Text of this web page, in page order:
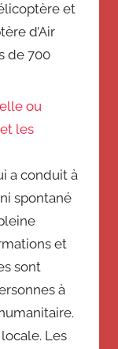
et
d’Air
de 700
ou
les
a conduit à
spontané
et
sont
à
Les